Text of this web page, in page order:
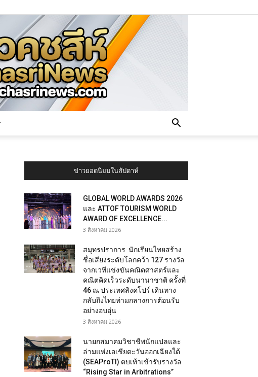
ข่าวยอดนิยมในสัปดาห์
GLOBAL WORLD AWARDS 2026
และ ATTOF TOURISM WORLD
AWARD OF EXCELLENCE...
3 สิงหาคม 2026
สมุทรปราการ นักเรียนไทยสร้าง
ชื่อเสียงระดับโลกคว้า 127 รางวัล
จากเวทีแข่งขันคณิตศาสตร์และ
คณิตคิดเร็วระดับนานาชาติ ครั้งที่
46 ณ ประเทศสิงคโปร์ เดินทาง
กลับถึงไทยท่ามกลางการต้อนรับ
อย่างอบอุ่น
3 สิงหาคม 2026
นายกสมาคมวิชาชีพนักแปลและ
ล่ามแห่งเอเชียตะวันออกเฉียงใต้
(SEAProTI) ตบเท้าเข้ารับรางวัล
“Rising Star in Arbitrations”